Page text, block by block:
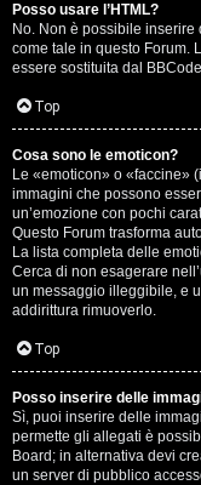
Posso usare l’HTML?
No. Non è possibile
come tale in questo Forum.
essere sostituita dal
Top
Cosa sono le emoticon?
Le «emoticon» o «faccine»
immagini che possono
un’emozione con pochi
Questo Forum trasforma
La lista completa delle
Cerca di non esagerare
un messaggio illeggibile, e
addirittura rimuoverlo.
Top
Posso inserire delle
Sì, puoi inserire delle
permette gli allegati è
Board; in alternativa devi
un server di pubblico
R
i
f
l
e
s
s
i
o
n
i